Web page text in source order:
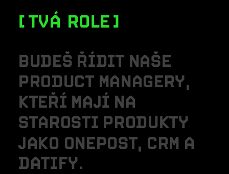
TVÁ ROLE
BUDEŠ ŘÍDIT NAŠE
PRODUCT MANAGERY,
KTEŘÍ MAJÍ NA
STAROSTI PRODUKTY
JAKO ONEPOST, CRM A
DATIFY.